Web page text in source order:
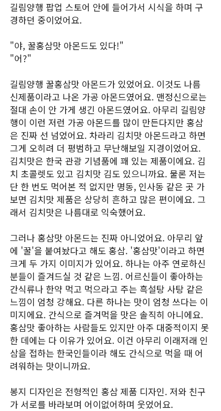
길림양행 팝업 스토어 안에 들어가서 시식을 하며 구
경하던 중이었어요.
"야, 꿀홍삼맛 아몬드도 있다!"
"어?"
길림양행 꿀홍삼맛 아몬드가 있었어요. 이것도 나름
신제품이라고 나온 가공 아몬드였어요. 맨정신으로는
절대 손이 안 가게 생긴 아몬드였어요. 아무리 길림양
행이 이런 저런 가공 아몬드를 많이 만든다지만 홍삼
은 진짜 선 넘었어요. 차라리 김치맛 아몬드라고 하면
그게 오히려 더 평범하고 무난해보일 지경이었어요.
김치맛은 한국 관광 기념품에 꽤 있는 제품이에요. 김
치 초콜렛도 있고 김치맛 김도 있으니까요. 물론 저는
단 한 번도 먹어본 적 없지만 명동, 인사동 같은 곳 가
보면 김치맛 제품은 상당히 흔하고 많은 편이에요. 그
래서 김치맛은 나름대로 익숙했어요.
그러나 홍삼맛 아몬드는 진짜 아니었어요. 아무리 앞
에 '꿀'을 붙여놨다고 해도 홍삼. '홍삼맛'이라고 하면
크게 두 가지 이미지가 있어요. 하나는 아주 연로하신
분들이 즐겨드실 것 같은 느낌. 어르신들이 좋아하는
간식류나 한약 먹고 먹으라고 주는 흑설탕 사탕 같은
느낌이 엄청 강해요. 다른 하나는 맛이 엄청 쓰다는 이
미지에요. 간식으로 즐겨먹을 맛은 솔직히 아니에요.
홍삼맛 좋아하는 사람들도 있지만 아주 대중적이지 못
한 데에는 다 이유가 있어요. 이건 아무리 이래저래 인
삼을 접하는 한국인들이라 해도 간식으로 먹을 때 어
려워하는 맛이니까요.
봉지 디자인은 전형적인 홍삼 제품 디자인. 저와 친구
가 서로를 바라보며 어이없어하며 웃었어요.